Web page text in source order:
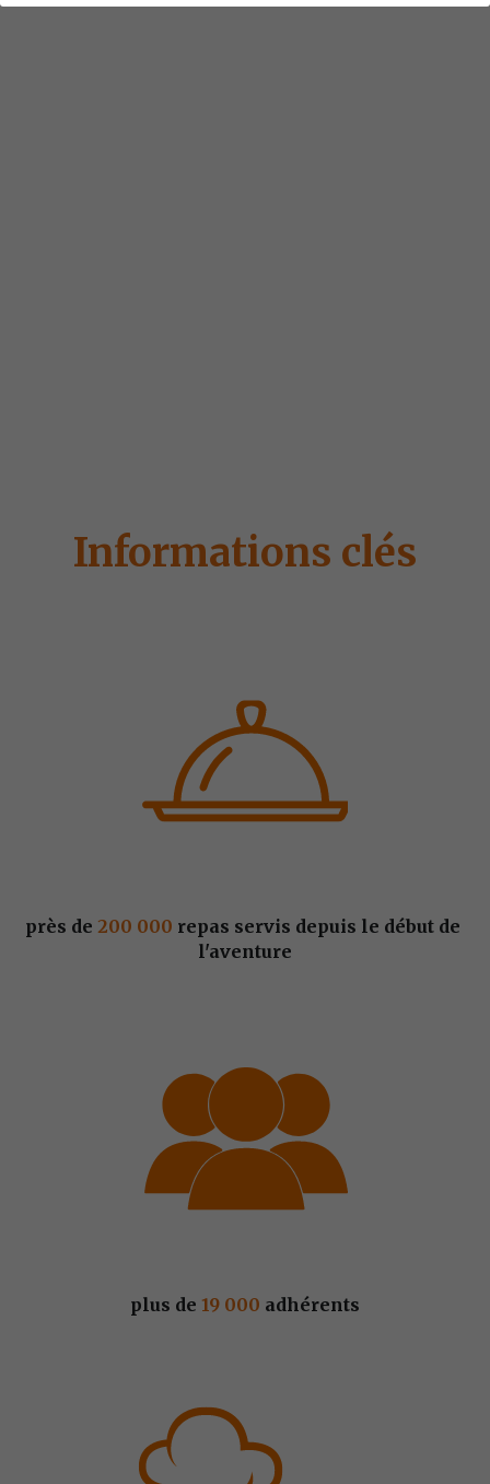
Informations clés
près de 200 000 repas servis depuis le début de
l'aventure
plus de 19 000 adhérents